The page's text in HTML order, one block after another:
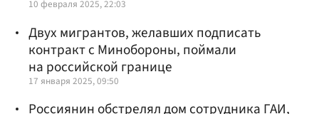
10 февраля 2025, 22:03
Двух мигрантов, желавших подписать
контракт с Минобороны, поймали
на российской границе
17 января 2025, 09:50
Россиянин обстрелял дом сотрудника ГАИ,